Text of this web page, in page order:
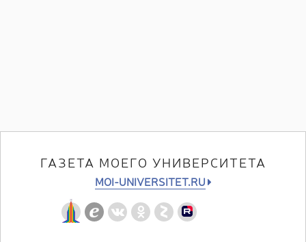
ГАЗЕТА МОЕГО УНИВЕРСИТЕТА
MOI-UNIVERSITET.RU